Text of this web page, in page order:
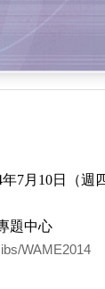
7月10日（週
題中心
WAME2014